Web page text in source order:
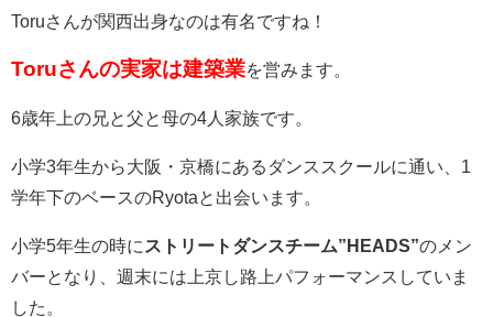
Toruさんが関西出身なのは有名ですね！
Toruさんの実家は建築業を営みます。
6歳年上の兄と父と母の4人家族です。
小学3年生から大阪・京橋にあるダンススクールに通い、1
学年下のベースのRyotaと出会います。
小学5年生の時に ストリートダンスチーム”HEADS”のメン
バー となり、週末には上京し路上パフォーマンスしていま
した。